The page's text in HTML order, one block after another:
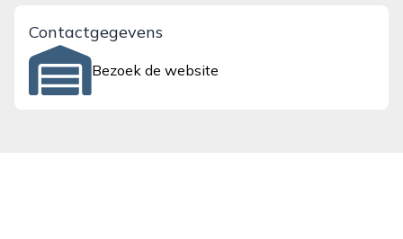
Contactgegevens
Bezoek de website